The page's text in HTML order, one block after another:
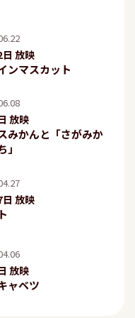
放映
ンマスカット
放映
みかんと「さがみか
」
放映
放映
ャベツ